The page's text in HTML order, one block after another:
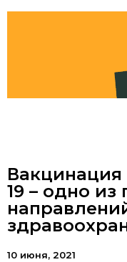
Вакцинация
19 – одно
10 июня, 2021